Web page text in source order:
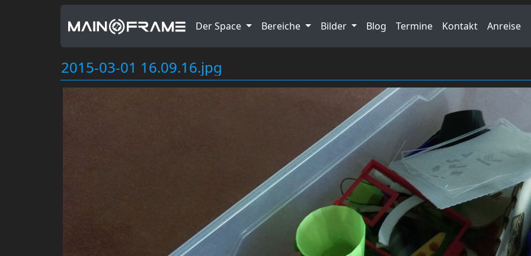
Der Space Bereiche Bilder Blog Termine Kontakt Anreise
2015-03-01 16.09.16.jpg